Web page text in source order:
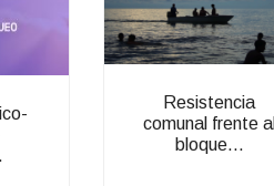
Resistencia
comunal frente al
bloque...